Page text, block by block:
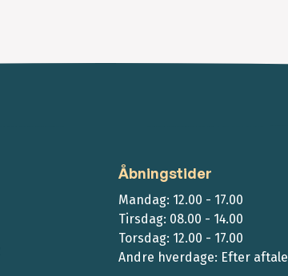
Åbningstider
Mandag: 12.00 - 17.00
Tirsdag: 08.00 - 14.00
Torsdag: 12.00 - 17.00
Andre hverdage: Efter aftale